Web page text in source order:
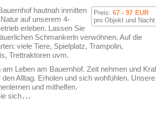
Preis: 67 - 97 EUR
pro Objekt und Nacht
hautnah inmitten
auf unserem 4-
erleben. Lassen Sie
Schmankerln verwöhnen. Auf die
viele Tiere, Spielplatz, Trampolin,
Trettraktoren uvm.
am Leben am Bauernhof. Zeit nehmen und
den Alltag. Erholen und sich wohfühlen. Unsere
und mithelfen.
sich...